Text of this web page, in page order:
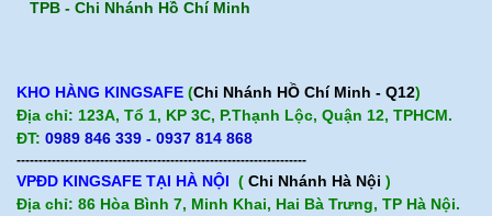
TPB - Chi Nhánh Hồ Chí Minh
KHO HÀNG KINGSAFE (Chi Nhánh HỒ Chí Minh - Q12)
Địa chỉ: 123A, Tổ 1, KP 3C, P.Thạnh Lộc, Quận 12, TPHCM.
ĐT: 0989 846 339 - 0937 814 868
------------------------------------------------------------------
VPĐD KINGSAFE TẠI HÀ NỘI ( Chi Nhánh Hà Nội )
Địa chỉ: 86 Hòa Bình 7, Minh Khai, Hai Bà Trưng, TP Hà Nội.